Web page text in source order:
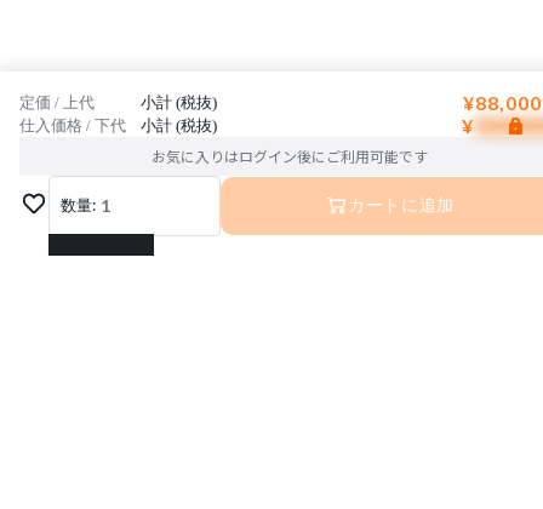
定価 / 上代 小計 (税抜)
仕入価格 / 下代 小計 (税抜) ¥
お気に入りはログイン後にご利用可能です
数量: 1
1
カートに追加